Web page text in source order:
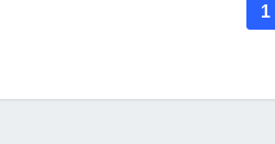
1